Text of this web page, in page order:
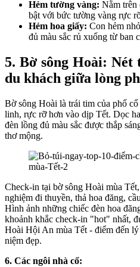
Hẻm tường vàng: Nằm
bật với bức tường vàng rực
Hẻm hoa giấy: Con hẻm
đủ màu sắc rủ xuống từ ban
5. Bờ sông Hoài:
du khách giữa lòng
Bờ sông Hoài là trái tim của phố
linh, rực rỡ hơn vào dịp Tết. Dọc
đèn lồng đủ màu sắc được thắp
thơ mộng.
Check-in tại bờ sông Hoài mùa Tết
nghiệm đi thuyền, thả hoa đăng,
Hình ảnh những chiếc đèn hoa
khoảnh khắc check-in "hot" nhất,
Hoài Hội An mùa Tết - điểm đến
niệm đẹp.
6. Các ngôi nhà cổ: